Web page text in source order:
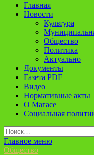
Главная
Новости
Культура
Общество
Политика
Актуально
Документы
Газета PDF
Видео
Нормативные акты
О Магасе
Социальная
Найти:
Главное меню
Общество